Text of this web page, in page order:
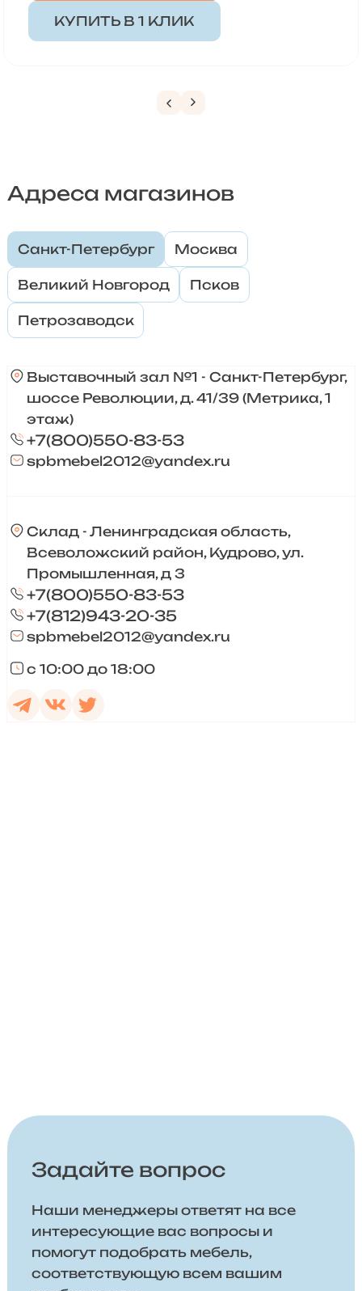
КУПИТЬ В 1 КЛИК
Адреса магазинов
Санкт-Петербург Москва
Великий Новгород Псков
Петрозаводск
Выставочный зал №1 - Санкт-Петербург,
шоссе Революции, д. 41/39 (Метрика, 1
этаж)
+7(800)550-83-53
spbmebel2012@yandex.ru
Склад - Ленинградская область,
Всеволожский район, Кудрово, ул.
Промышленная, д 3
+7(800)550-83-53
+7(812)943-20-35
spbmebel2012@yandex.ru
с 10:00 до 18:00
Задайте вопрос
Наши менеджеры ответят на все
интересующие вас вопросы и
помогут подобрать мебель,
соответствующую всем вашим